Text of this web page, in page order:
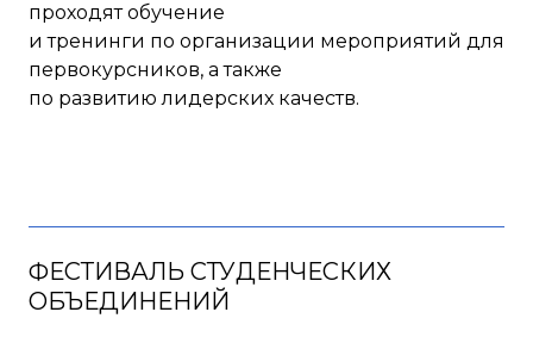
проходят обучение
и тренинги по организации мероприятий для
первокурсников, а также
по развитию лидерских качеств.
ФЕСТИВАЛЬ СТУДЕНЧЕСКИХ
ОБЪЕДИНЕНИЙ